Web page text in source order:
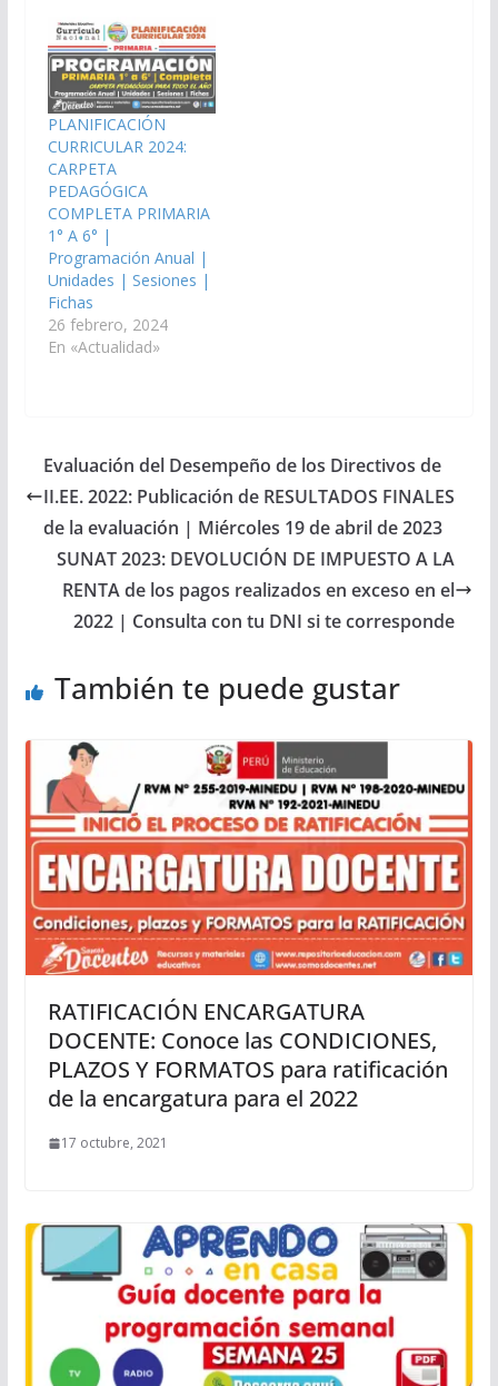
PLANIFICACIÓN
CURRICULAR 2024:
CARPETA
PEDAGÓGICA
COMPLETA PRIMARIA
1° A 6° |
Programación Anual |
Unidades | Sesiones |
Fichas
26 febrero, 2024
En «Actualidad»
Evaluación del Desempeño de los Directivos de
II.EE. 2022: Publicación de RESULTADOS FINALES
de la evaluación | Miércoles 19 de abril de 2023
SUNAT 2023: DEVOLUCIÓN DE IMPUESTO A LA
RENTA de los pagos realizados en exceso en el
2022 | Consulta con tu DNI si te corresponde
También te puede gustar
RATIFICACIÓN ENCARGATURA
DOCENTE: Conoce las CONDICIONES,
PLAZOS Y FORMATOS para ratificación
de la encargatura para el 2022
17 octubre, 2021